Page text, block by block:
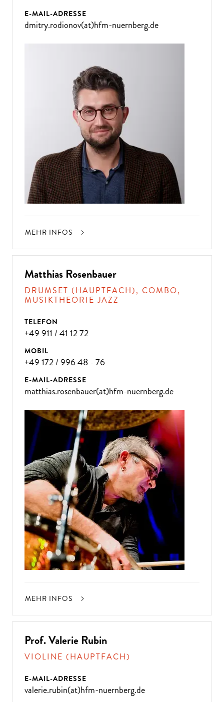
E-MAIL-ADRESSE
dmitry.rodionov(at)hfm-nuernberg.de
MEHR INFOS
Matthias Rosenbauer
DRUMSET (HAUPTFACH), COMBO,
MUSIKTHEORIE JAZZ
TELEFON
+49 911 / 41 12 72
MOBIL
+49 172 / 996 48 - 76
E-MAIL-ADRESSE
matthias.rosenbauer(at)hfm-nuernberg.de
MEHR INFOS
Prof. Valerie Rubin
VIOLINE (HAUPTFACH)
E-MAIL-ADRESSE
valerie.rubin(at)hfm-nuernberg.de